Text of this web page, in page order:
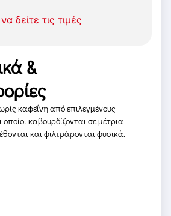
δείτε τις τιμές
&
καφεΐνη από επιλεγμένους
καβουρδίζονται σε μέτρια –
και φιλτράρονται φυσικά.